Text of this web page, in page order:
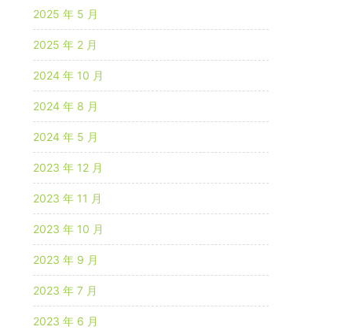
2025 年 5 月
2025 年 2 月
2024 年 10 月
2024 年 8 月
2024 年 5 月
2023 年 12 月
2023 年 11 月
2023 年 10 月
2023 年 9 月
2023 年 7 月
2023 年 6 月